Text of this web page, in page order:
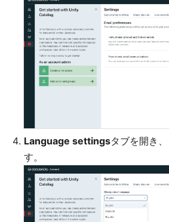
Language settingsタブを開き、
す。